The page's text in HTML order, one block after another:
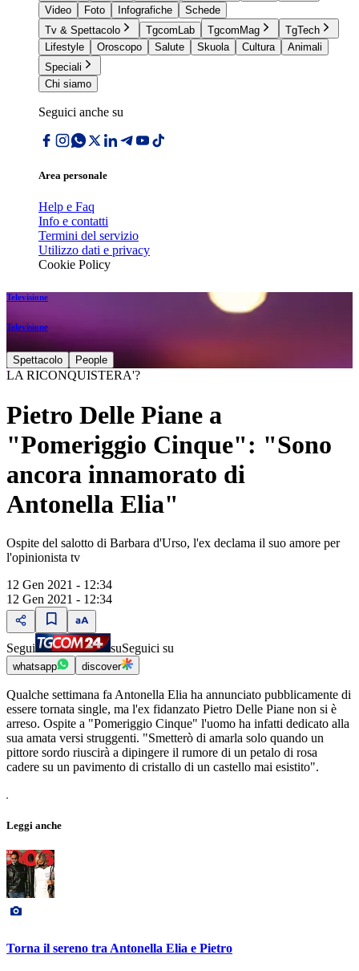
Video
Foto Infografiche
Schede
Tv & Spettacolo
TgcomLab TgcomMag
TgTech
Lifestyle
Oroscopo Salute Skuola Cultura
Animali
Speciali
Chi siamo
Seguici anche su
Area personale
Help e Faq
Info e contatti
Termini del servizio
Utilizzo dati e privacy
Cookie Policy
Televisione
Televisione
Spettacolo People
LA RICONQUISTERA'?
Pietro Delle Piane a
"Pomeriggio Cinque": "Sono
ancora innamorato di
Antonella Elia"
Ospite del salotto di Barbara d'Urso, l'ex declama il suo amore per
l'opinionista tv
12 Gen 2021 - 12:34
12 Gen 2021 - 12:34
Segui suSeguici su
whatsapp discover
Qualche settimana fa Antonella Elia ha annunciato pubblicamente di
essere tornata single, ma l'ex fidanzato Pietro Delle Piane non si è
arreso. Ospite a "Pomeriggio Cinque" l'uomo ha infatti dedicato alla
sua amata versi struggenti. "Smetterò di amarla solo quando un
pittore sordo riuscirà a dipingere il rumore di un petalo di rosa
cadere su un pavimento di cristallo di un castello mai esistito".
Leggi anche
Torna il sereno tra Antonella Elia e Pietro